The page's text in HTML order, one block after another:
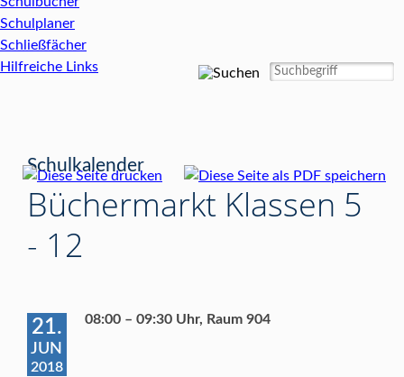
Schulplaner
Schließfächer
Hilfreiche Links
Schulkalender
Büchermarkt Klassen 5
- 12
21.
JUN
2018
08:00 – 09:30 Uhr, Raum 904